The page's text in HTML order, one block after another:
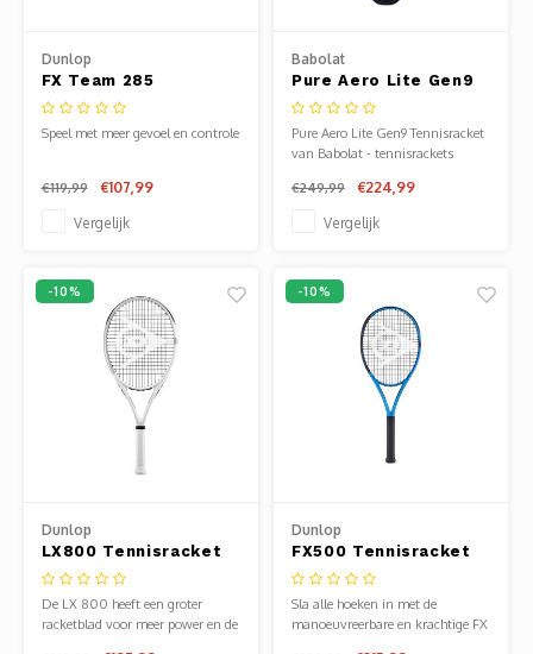
Dunlop
FX Team 285
Tennisracket
Speel met meer gevoel en controle
wendbaarheid met het FX TEAM
285-racket. Met een gewicht van
285 g zorgt het racket voor veel
€119,99 €107,99
Vergelijk
Babolat
Pure Aero Lite Gen9
Tennisracket
Pure Aero Lite Gen9 Tennisracket
van Babolat - tennisrackets
Baarn.
€249,99 €224,99
Vergelijk
-10%
Dunlop
LX800 Tennisracket
De LX 800 heeft een groter
racketblad voor meer power en de
-10%
Dunlop
FX500 Tennisracket
Sla alle hoeken in met de
manoeuvreerbare en krachtige FX